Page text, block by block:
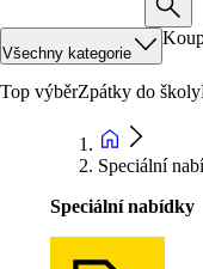
Všechny kategorie
Top výběrZpátky do školy
Speciální
Speciální nabídky